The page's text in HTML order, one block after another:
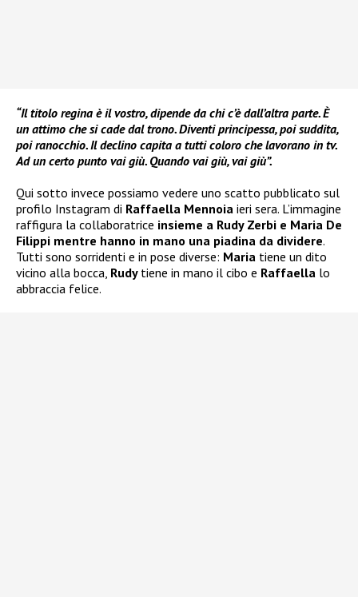
“Il titolo regina è il vostro, dipende da chi c’è dall’altra parte. È
un attimo che si cade dal trono. Diventi principessa, poi suddita,
poi ranocchio. Il declino capita a tutti coloro che lavorano in tv.
Ad un certo punto vai giù. Quando vai giù, vai giù”.
Qui sotto invece possiamo vedere uno scatto pubblicato sul
profilo Instagram di Raffaella Mennoia ieri sera. L’immagine
raffigura la collaboratrice insieme a Rudy Zerbi e Maria De
Filippi mentre hanno in mano una piadina da dividere.
Tutti sono sorridenti e in pose diverse: Maria tiene un dito
vicino alla bocca, Rudy tiene in mano il cibo e Raffaella lo
abbraccia felice.